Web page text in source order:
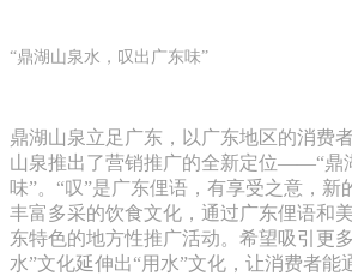
“鼎湖山泉水，叹出广东味”
鼎湖山泉立足广东，以广东地区的消费者
山泉推出了营销推广的全新定位——“鼎
味”。 “叹”是广东俚语，有享受之意，新
丰富多采的饮食文化，通过广东俚语和
东特色的地方性推广活动。希望吸引更
水”文化延伸出“用水”文化，让消费者能